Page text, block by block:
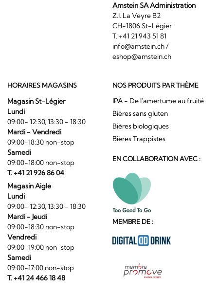
Amstein SA Administration
Z.I. La Veyre B2
CH-1806 St-Légier
T. +41 21 943 51 81
info@amstein.ch/
eshop@amstein.ch
HORAIRES MAGASINS
Magasin St-Légier
Lundi
09:00- 12:30, 13:30 - 18:30
Mardi - Vendredi
09:00-18:30 non-stop
Samedi
09:00-18:00 non-stop
T. +41 21 926 86 04
Magasin Aigle
Lundi
09:00- 12:30, 13:30 - 18:30
Mardi - Jeudi
09:00-18:30 non-stop
Vendredi
09:00-19:00 non-stop
Samedi
09:00-17:00 non-stop
T. +41 24 466 18 48
NOS PRODUITS PAR THÈME
IPA - De l'amertume au fruité
Bières sans gluten
Bières biologiques
Bières Trappistes
EN COLLABORATION AVEC :
MEMBRE DE :